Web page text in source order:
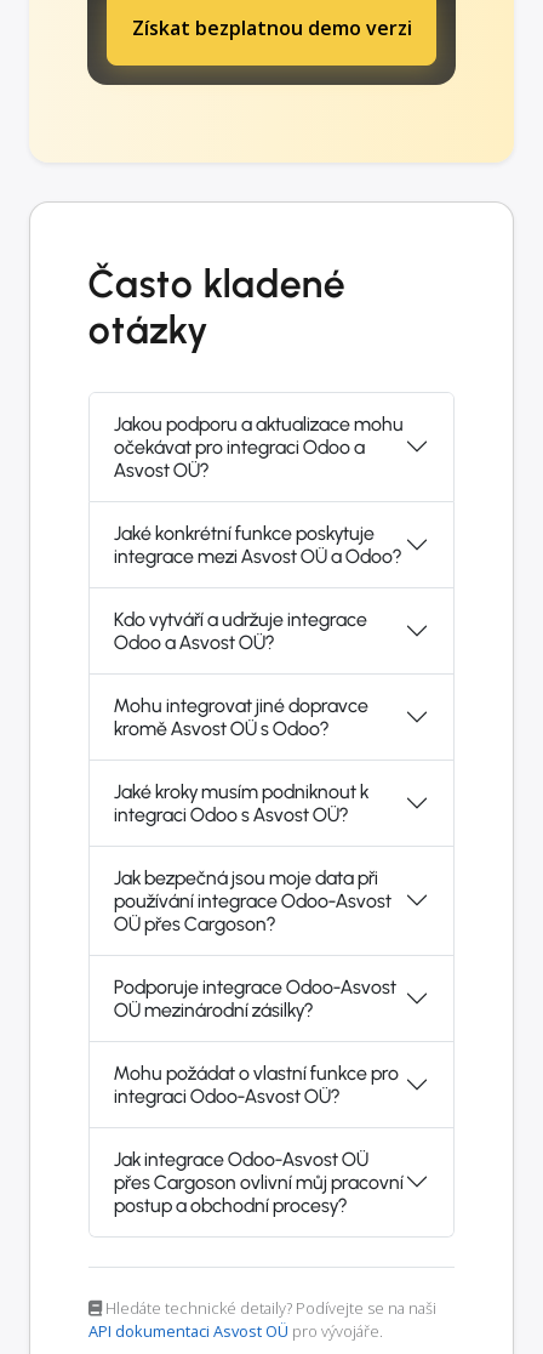
Získat bezplatnou demo verzi
Často kladené
otázky
Jakou podporu a aktualizace mohu
očekávat pro integraci Odoo a
Asvost OÜ?
Jaké konkrétní funkce poskytuje
integrace mezi Asvost OÜ a Odoo?
Kdo vytváří a udržuje integrace
Odoo a Asvost OÜ?
Mohu integrovat jiné dopravce
kromě Asvost OÜ s Odoo?
Jaké kroky musím podniknout k
integraci Odoo s Asvost OÜ?
Jak bezpečná jsou moje data při
používání integrace Odoo-Asvost
OÜ přes Cargoson?
Podporuje integrace Odoo-Asvost
OÜ mezinárodní zásilky?
Mohu požádat o vlastní funkce pro
integraci Odoo-Asvost OÜ?
Jak integrace Odoo-Asvost OÜ
přes Cargoson ovlivní můj pracovní
postup a obchodní procesy?
Hledáte technické detaily? Podívejte se na naši
API dokumentaci Asvost OÜ pro vývojáře.